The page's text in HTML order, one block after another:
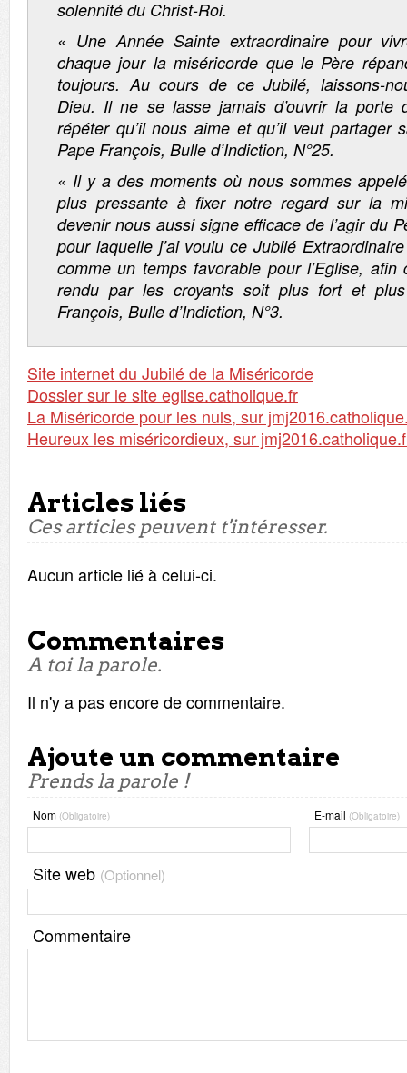
solennité du Christ-Roi.
« Une Année Sainte extraordinaire pour
chaque jour la miséricorde que le Père
toujours. Au cours de ce Jubilé, laissons-
Dieu. Il ne se lasse jamais d’ouvrir la
répéter qu’il nous aime et qu’il veut partager
Pape François, Bulle d’Indiction, N°25.
« Il y a des moments où nous sommes
plus pressante à fixer notre regard sur la
devenir nous aussi signe efficace de l’agir du
pour laquelle j’ai voulu ce Jubilé
comme un temps favorable pour l’Eglise, afin
rendu par les croyants soit plus fort et
François, Bulle d’Indiction, N°3.
Site internet du Jubilé de la Miséricorde
Dossier sur le site eglise.catholique.fr
La Miséricorde pour les nuls, sur
Heureux les miséricordieux, sur
Articles liés
Ces articles peuvent t'intéresser.
Aucun article lié à celui-ci.
Commentaires
A toi la parole.
Il n'y a pas encore de commentaire.
Ajoute un commentaire
Prends la parole !
Nom (Obligatoire) E-mail (Obligatoire)
Site web (Optionnel)
Commentaire